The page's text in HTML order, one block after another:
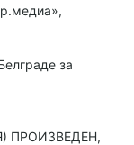
за
ПРОИЗВЕДЕН,